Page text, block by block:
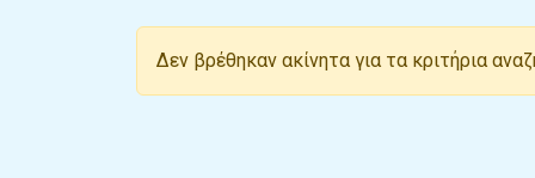
Δεν βρέθηκαν ακίνητα για τα κριτήρια